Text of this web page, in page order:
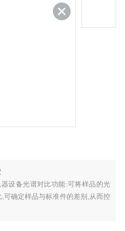
设备光谱对比功能:可将样品的光
可确定样品与标准件的差别,从而控